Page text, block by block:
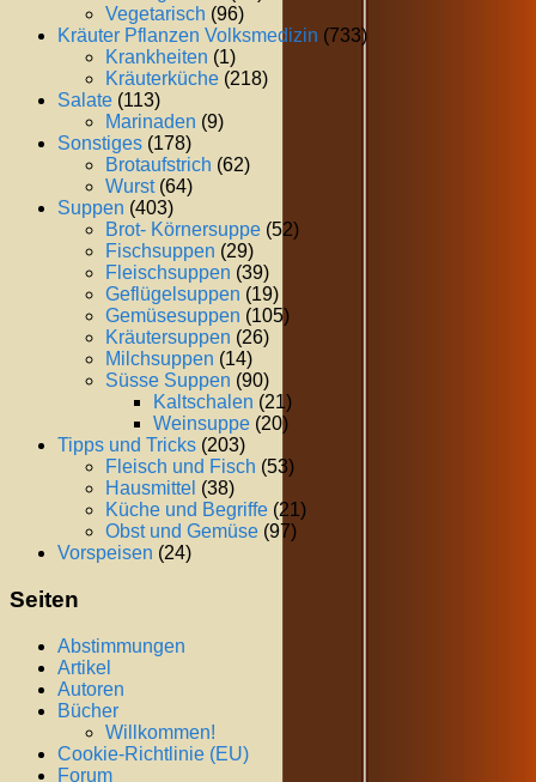
Vegetarisch (96)
Kräuter Pflanzen Volksmedizin (733)
Krankheiten (1)
Kräuterküche (218)
Salate (113)
Marinaden (9)
Sonstiges (178)
Brotaufstrich (62)
Wurst(64)
Suppen (403)
Brot- Körnersuppe (52)
Fischsuppen (29)
Fleischsuppen (39)
Geflügelsuppen (19)
Gemüsesuppen (105)
Kräutersuppen (26)
Milchsuppen (14)
Süsse Suppen (90)
Kaltschalen (21)
Weinsuppe (20)
Tipps und Tricks (203)
Fleisch und Fisch (53)
Hausmittel (38)
Küche und Begriffe (21)
Obst und Gemüse (97)
Vorspeisen (24)
Seiten
Abstimmungen
Artikel
Autoren
Bücher
Willkommen!
Cookie-Richtlinie (EU)
Forum